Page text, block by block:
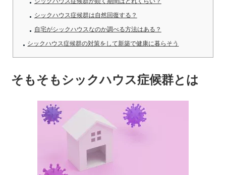
シックハウス症候群は自然回復する？
自宅がシックハウスなのか調べる方法はある？
シックハウス症候群の対策をして新築で健康に暮らそう
そもそもシックハウス症候群とは